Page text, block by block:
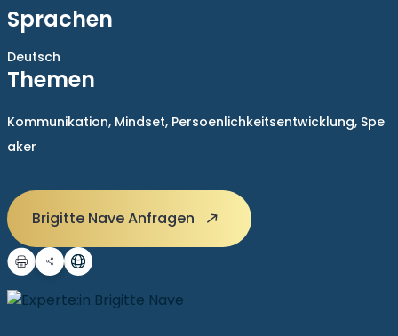
Sprachen
Deutsch
Themen
Kommunikation, Mindset, Persoenlichkeitsentwicklung, Spe
aker
Brigitte Nave Anfragen